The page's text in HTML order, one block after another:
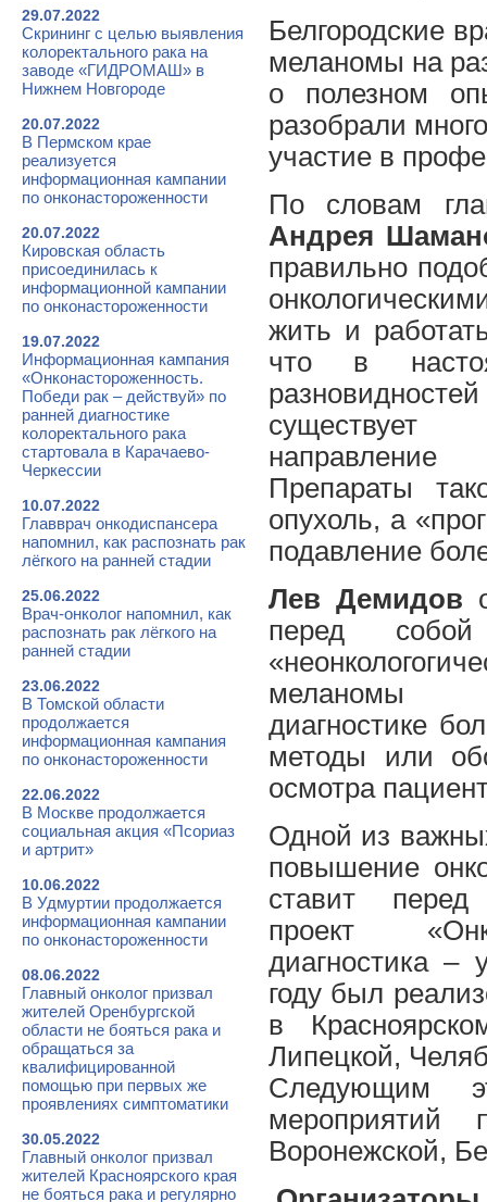
29.07.2022
Скрининг с целью выявления
колоректального рака на
заводе «ГИДРОМАШ» в
Нижнем Новгороде
20.07.2022
В Пермском крае
реализуется
информационная кампании
по онконастороженности
20.07.2022
Кировская область
присоединилась к
информационной кампании
по онконастороженности
19.07.2022
Информационная кампания
«Онконастороженность.
Победи рак – действуй» по
ранней диагностике
колоректального рака
стартовала в Карачаево-
Черкессии
10.07.2022
Главврач онкодиспансера
напомнил, как распознать рак
лёгкого на ранней стадии
25.06.2022
Врач-онколог напомнил, как
распознать рак лёгкого на
ранней стадии
23.06.2022
В Томской области
продолжается
информационная кампания
по онконастороженности
22.06.2022
В Москве продолжается
социальная акция «Псориаз
и артрит»
10.06.2022
В Удмуртии продолжается
информационная кампании
по онконастороженности
08.06.2022
Главный онколог призвал
жителей Оренбургской
области не бояться рака и
обращаться за
квалифицированной
помощью при первых же
проявлениях симптоматики
30.05.2022
Главный онколог призвал
жителей Красноярского края
не бояться рака и регулярно
Белгородские
меланомы на
о полезном
разобрали
участие в
По словам
Андрея
правильно
жить и
что в
существует
Препараты
опухоль, а
подавление
Лев Демидов
перед
меланомы
диагностике
методы или
осмотра
Одной из
повышение
ставит
проект
диагностика –
году был
в
Липецкой,
Следующим
Воронежской,